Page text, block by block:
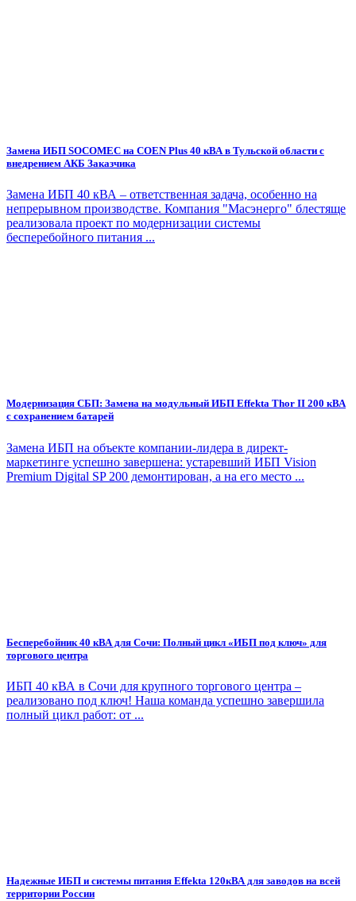
Замена ИБП SOCOMEC на COEN Plus 40 кВА в Тульской области с
внедрением АКБ Заказчика
Замена ИБП 40 кВА – ответственная задача, особенно на
непрерывном производстве. Компания "Масэнерго" блестяще
реализовала проект по модернизации системы
бесперебойного питания ...
Модернизация СБП: Замена на модульный ИБП Effekta Thor II 200 кВА
с сохранением батарей
Замена ИБП на объекте компании-лидера в директ-
маркетинге успешно завершена: устаревший ИБП Vision
Premium Digital SP 200 демонтирован, а на его место ...
Бесперебойник 40 кВА для Сочи: Полный цикл «ИБП под ключ» для
торгового центра
ИБП 40 кВА в Сочи для крупного торгового центра –
реализовано под ключ! Наша команда успешно завершила
полный цикл работ: от ...
Надежные ИБП и системы питания Effekta 120кВА для заводов на всей
территории России